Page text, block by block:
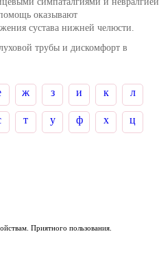
оказывают
сустава нижней челюсти.
трубы и дискомфорт в
ж з и к л
т у ф х ц
Приятного пользования.